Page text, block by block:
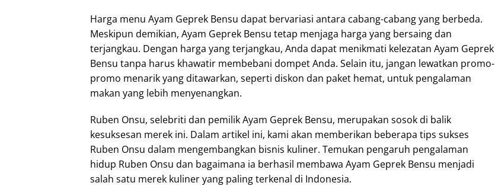
Harga menu Ayam Geprek Bensu dapat bervariasi antara cabang-cabang yang berbeda.
Meskipun demikian, Ayam Geprek Bensu tetap menjaga harga yang bersaing dan
terjangkau. Dengan harga yang terjangkau, Anda dapat menikmati kelezatan Ayam Geprek
Bensu tanpa harus khawatir membebani dompet Anda. Selain itu, jangan lewatkan promo-
promo menarik yang ditawarkan, seperti diskon dan paket hemat, untuk pengalaman
makan yang lebih menyenangkan.
Ruben Onsu, selebriti dan pemilik Ayam Geprek Bensu, merupakan sosok di balik
kesuksesan merek ini. Dalam artikel ini, kami akan memberikan beberapa tips sukses
Ruben Onsu dalam mengembangkan bisnis kuliner. Temukan pengaruh pengalaman
hidup Ruben Onsu dan bagaimana ia berhasil membawa Ayam Geprek Bensu menjadi
salah satu merek kuliner yang paling terkenal di Indonesia.